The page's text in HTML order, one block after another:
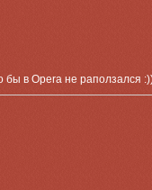
бы в Opera не раползался